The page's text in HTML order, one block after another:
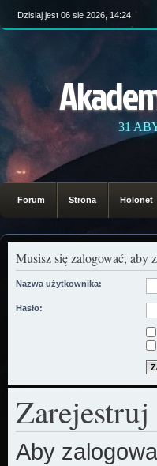
Dzisiaj jest 06 sie 2026, 14:24
31
Forum Strona Holonet
Musisz się zalogować, aby
Nazwa użytkownika:
Hasło:
Zarejestruj
Aby